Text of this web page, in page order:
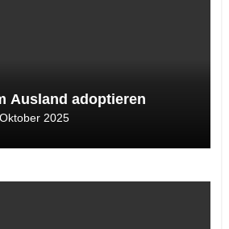
Ausland adoptieren
2025